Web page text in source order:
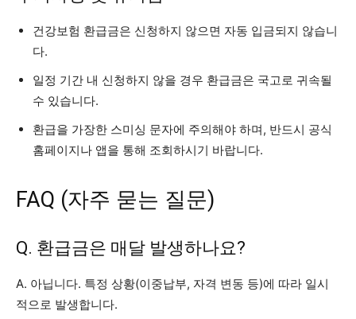
건강보험 환급금은 신청하지 않으면 자동 입금되지 않습니
다.
일정 기간 내 신청하지 않을 경우 환급금은 국고로 귀속될
수 있습니다.
환급을 가장한 스미싱 문자에 주의해야 하며, 반드시 공식
홈페이지나 앱을 통해 조회하시기 바랍니다.
FAQ (자주 묻는 질문)
Q. 환급금은 매달 발생하나요?
A. 아닙니다. 특정 상황(이중납부, 자격 변동 등)에 따라 일시
적으로 발생합니다.